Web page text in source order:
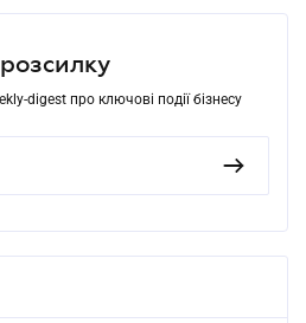
digest про ключові події бізнесу